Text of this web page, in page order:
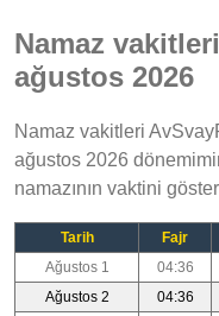
Namaz
ağustos 2026
Namaz vakitleri
ağustos 2026
namazının vaktini
Tarih Fajr
Ağustos 1
04:36
Ağustos 2
04:36